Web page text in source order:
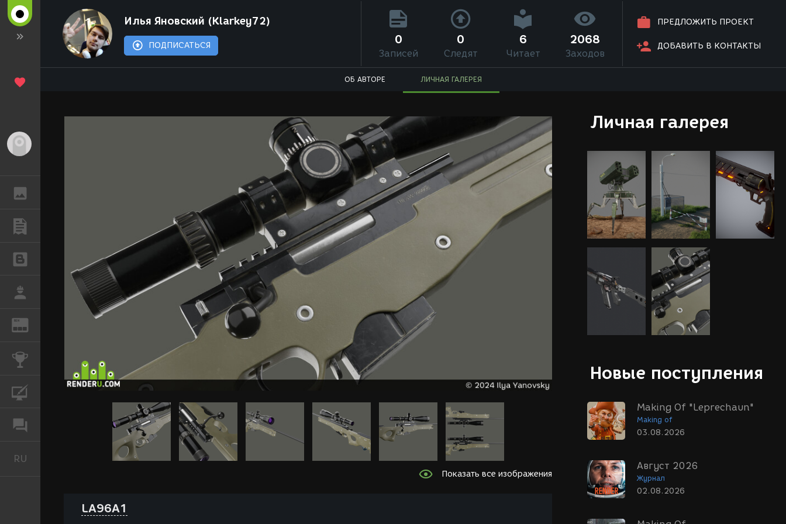
REN
RU
Илья Яновский (Klarkey72)
ПОДПИСАТЬСЯ
ПРЕДЛОЖИТЬ ПРОЕКТ
ДОБАВИТЬ В КОНТАКТЫ
0
Записей
0
Следят
6
Читает
2068
Заходов
ОБ АВТОРЕ ЛИЧНАЯ ГАЛЕРЕЯ
Личная галерея
Новые поступления
Making Of "Leprechaun"
Making of
03.08.2026
Август 2026
Журнал
02.08.2026
Показать все изображения
LA96A1